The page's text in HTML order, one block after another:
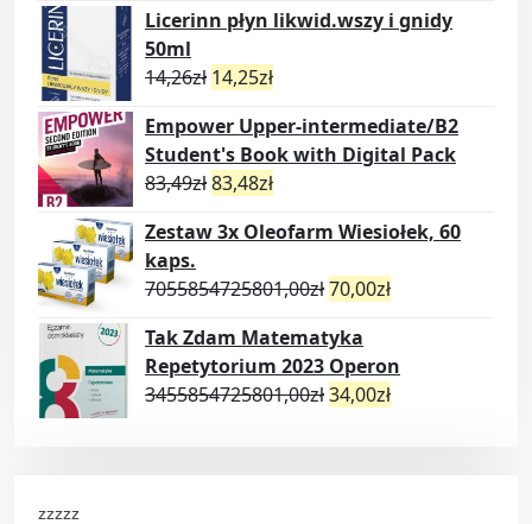
Licerinn płyn likwid.wszy i gnidy
50ml
14,26zł 14,25zł
Empower Upper-intermediate/B2
Student's Book with Digital Pack
83,49zł83,48zł
Zestaw 3x Oleofarm Wiesiołek, 60
kaps.
7055854725801,00zł70,00zł
Tak Zdam Matematyka
Repetytorium 2023 Operon
3455854725801,00zł34,00zł
zzzzz